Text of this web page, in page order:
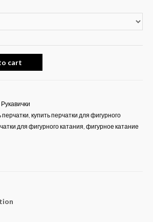
cart
Рукавички
перчатки купить перчатки для фигурного
для фигурного катания фигурное катание